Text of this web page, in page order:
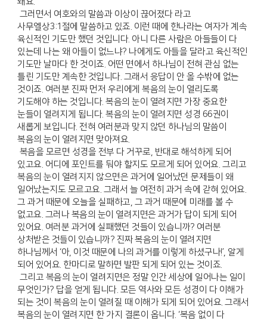
그러면서 여호와의 말씀과 이상이 끊어졌다 라고
사무엘상3:1절에 말씀하고 있죠. 이런 때에 한나라는 여자가 계속
육신적인 기도만 했던 것입니다. 아니 다른 사람은 아들들이 다
있는데 나는 왜 아들이 없느냐? 나에게도 아들을 달라고 육신적인
기도만 날마다 한 것이죠. 어떤 면에서 하나님이 전혀 관심 없는
틀린 기도만 계속한 것입니다. 그래서 응답이 안 올 수밖에 없는
것이죠. 여러분 진짜 먼저 우리에게 복음의 눈이 열리도록
기도해야 하는 것입니다. 복음의 눈이 열려지면 가장 중요한
눈들이 열려지게 됩니다. 복음의 눈이 열려지면 성경 66권이
새롭게 보입니다. 전혀 여러분과 맞지 않던 하나님의 말씀이
복음의 눈이 열려지면 맞아져요.
복음을 모르면 성경을 전부 다 거꾸로, 반대로 해석하게 되어
있고요. 어디에 포인트를 둬야 할지도 모르게 되어 있어요. 그리고
복음의 눈이 열려지지 않으면은 과거에 일어났던 문제들이 왜
일어났는지도 모르고요. 그래서 늘 여전히 과거 속에 갇혀 있어요.
그 과거 때문에 오늘을 실패하고, 그 과거 때문에 미래를 볼 수
없고요. 그러나 복음의 눈이 열려지면은 과거가 답이 되게 되어
있어요. 여러분 과거에 실패했던 것들이 있습니까? 여러분
상처받은 것들이 있습니까? 진짜 복음의 눈이 열려지면
하나님께서 ‘아, 이것 때문에 나의 과거를 이렇게 하셨구나!’, 알게
되어 있어요. 한마디로 말하면 발판 되게 되어 있는 것이죠.
그리고 복음의 눈이 열려지면은 정말 인간 세상에 일어나는 일이
무엇인가? 답을 얻게 됩니다. 모든 역사와 모든 성경이 다 이해가
되는 것이 복음의 눈이 열려질 때 이해가 되게 되어 있어요. 그래서
복음의 눈이 열려지면 한 가지 결론이 옵니다. ‘복음 없이 다